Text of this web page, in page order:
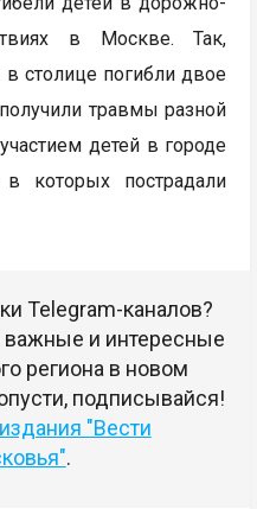
в Москве. Так,
столице погибли двое
травмы разной
детей в городе
которых пострадали
Telegram-каналов?
и интересные
региона в новом
подписывайся!
"Вести
.